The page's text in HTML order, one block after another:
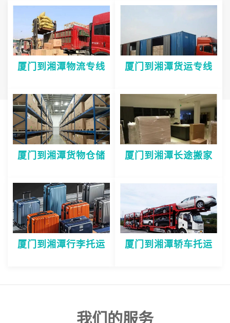
厦门到湘潭物流专线 厦门到湘潭货运专线
厦门到湘潭货物仓储 厦门到湘潭长途搬家
厦门到湘潭行李托运 厦门到湘潭轿车托运
我们的服务